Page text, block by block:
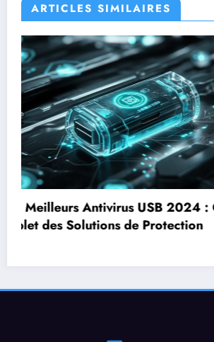
ARTICLES SIMILAIRES
Voici comment proposer la
bon coin en toute securite et